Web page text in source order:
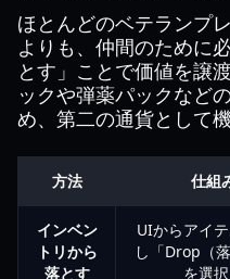
ほとんどのベテランプ
よりも、仲間のために
とす」ことで価値を譲
ックや弾薬パックなど
め、第二の通貨として機
方法 仕組
インベン
トリから
落とす
UIからアイ
し「Drop（
を選択